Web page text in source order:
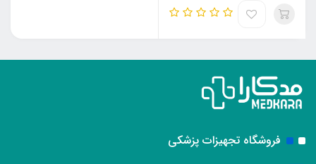
فروشگاه تجهیزات پزشکی